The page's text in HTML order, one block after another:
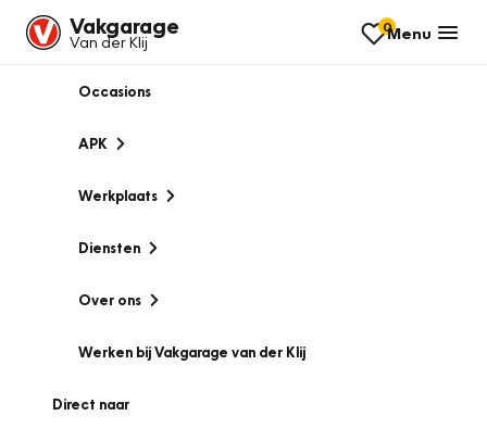
Vakgarage
Van der Klij
0Menu
Occasions
APK
Werkplaats
Diensten
Over ons
Werken bij Vakgarage van der Klij
Direct naar